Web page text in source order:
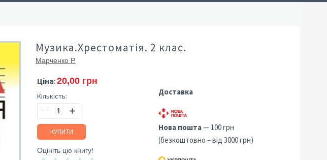
Музика.Хрестоматія. 2 клас.
Марченко Р.
Ціна: 20,00 грн
Кількість:
КУПИТИ
Оцініть цю книгу!
Доставка
Нова пошта— 100 грн
(безкоштовно – від 3000 грн)